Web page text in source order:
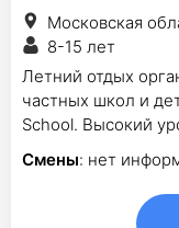
Московская
8-15 лет
Летний отдых
частных школ и
School. Высокий
Смены: нет